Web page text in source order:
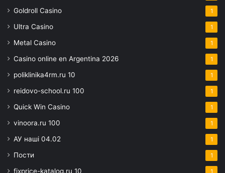
Goldroll Casino 1
Ultra Casino 1
Metal Casino 1
Casino online en Argentina 2026 1
poliklinika4rm.ru 10 1
reidovo-school.ru 100 1
Quick Win Casino 1
vinoora.ru 100 1
АУ наші 04.02 1
Пости 1
fixprice-katalog.ru 10